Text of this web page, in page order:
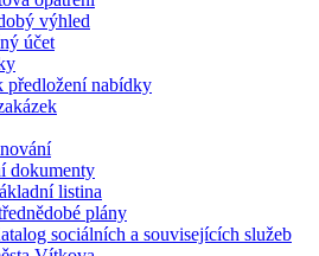
výhled
účet
předložení nabídky
dokumenty
listina
plány
sociálních a souvisejících služeb